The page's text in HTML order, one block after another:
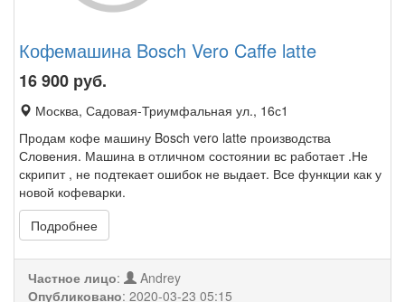
Кофемашина Bosch Vero Caffe latte
16 900 руб.
Москва, Садовая-Триумфальная ул., 16с1
Продам кофе машину Bosch vero latte производства
Словения. Машина в отличном состоянии вс работает .Не
скрипит , не подтекает ошибок не выдает. Все функции как у
новой кофеварки.
Подробнее
Частное лицо:
Andrey
Опубликовано: 2020-03-23 05:15